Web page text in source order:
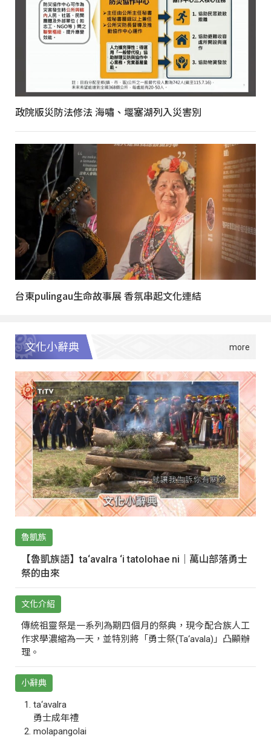
政院版災防法修法 海嘯、堰塞湖列入災害別
台東pulingau生命故事展 香氛串起文化連結
文化小辭典
魯凱族
【魯凱族語】ta‘avalra ‘i tatolohae ni｜萬山部落勇士
祭的由來
文化介紹
傳統祖靈祭是一系列為期四個月的祭典，現今配合族人工
作求學濃縮為一天，並特別將「勇士祭(Ta‘avala)」凸顯辦
理。
小辭典
ta‘avalra
勇士成年禮
molapangolai